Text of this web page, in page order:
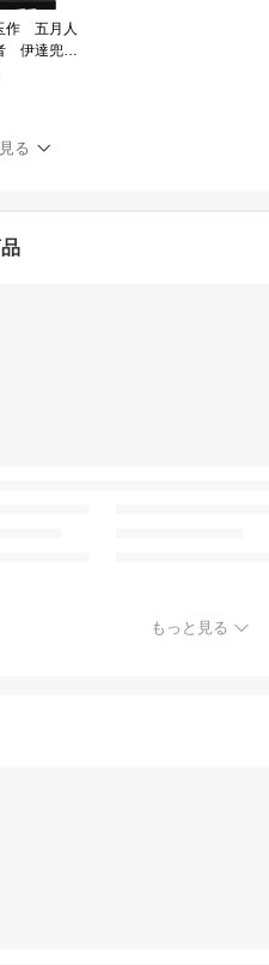
作 五月人
伊達兜
ケース入
将飾り 若
人形 お節
る
もっと見る